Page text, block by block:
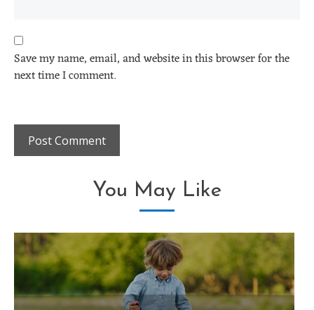
Save my name, email, and website in this browser for the
next time I comment.
You May Like